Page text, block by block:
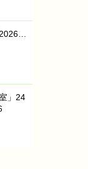
」24